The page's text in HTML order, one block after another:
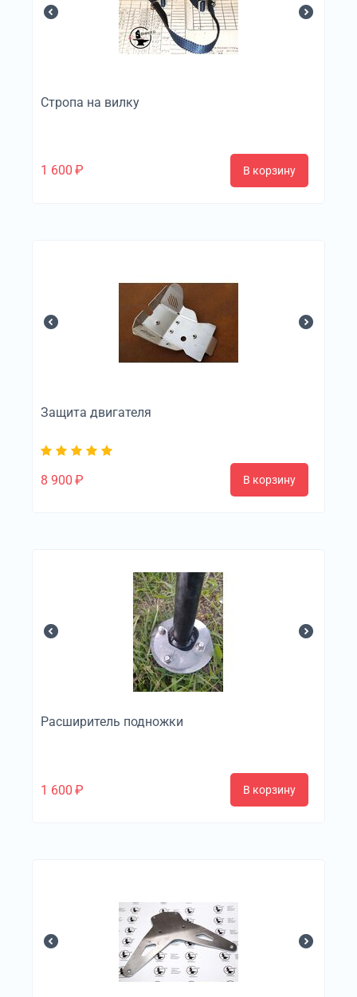
Стропа на вилку
1 600 ₽ В корзину
Защита двигателя
8 900 ₽ В корзину
Расширитель подножки
1 600 ₽ В корзину